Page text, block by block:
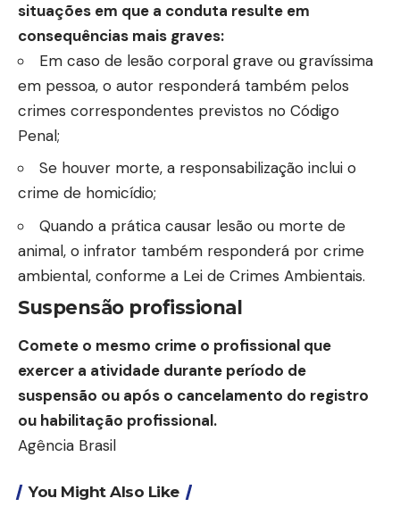
situações em que a conduta resulte em
consequências mais graves:
Em caso de lesão corporal grave ou gravíssima
em pessoa, o autor responderá também pelos
crimes correspondentes previstos no Código
Penal;
Se houver morte, a responsabilização inclui o
crime de homicídio;
Quando a prática causar lesão ou morte de
animal, o infrator também responderá por crime
ambiental, conforme a Lei de Crimes Ambientais.
Suspensão profissional
Comete o mesmo crime o profissional que
exercer a atividade durante período de
suspensão ou após o cancelamento do registro
ou habilitação profissional.
Agência Brasil
You Might Also Like